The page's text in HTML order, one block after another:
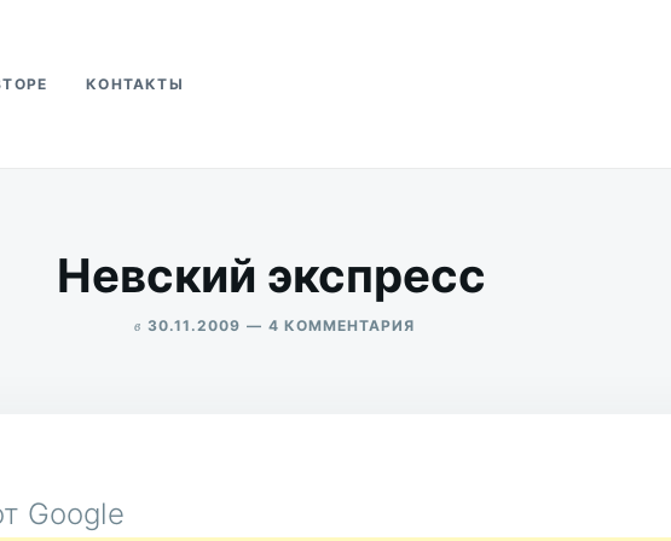
КОНТАКТЫ
Невский экспресс
в 30.11.2009 4 КОММЕНТАРИЯК
Google